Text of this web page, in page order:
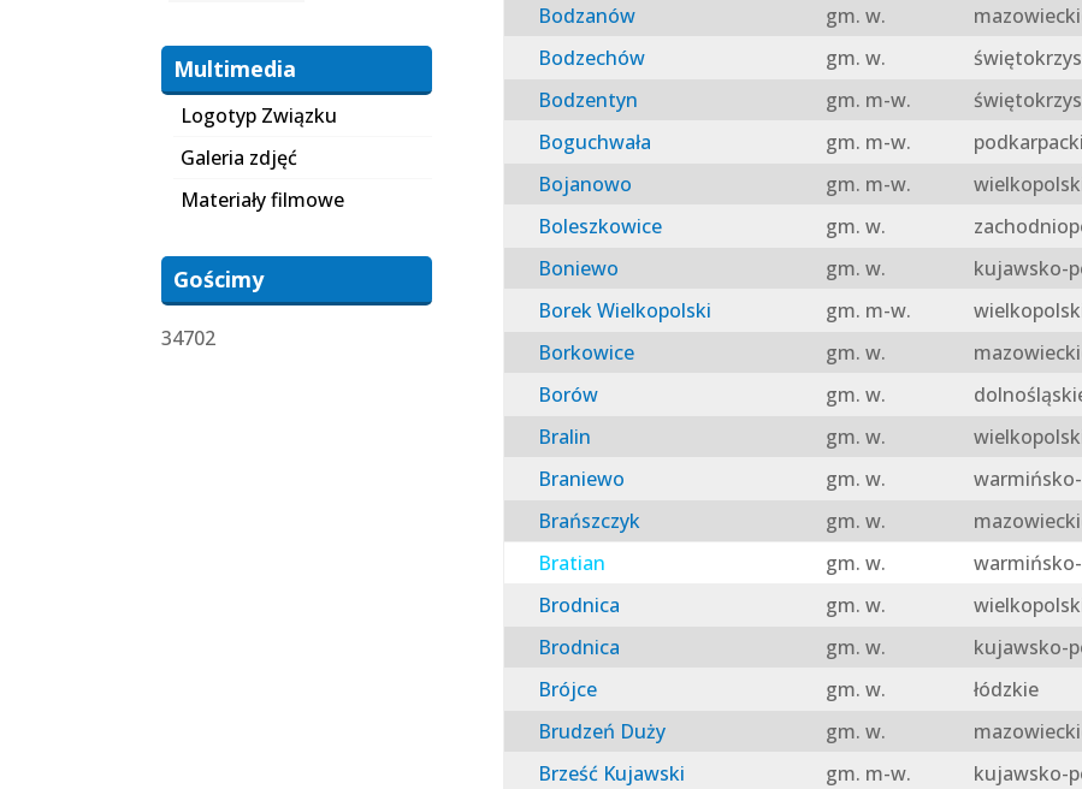
Bodzanów
gm. w.
Bodzechów
gm. w.
Bodzentyn
gm. m-w.
Boguchwała
gm. m-w.
Bojanowo
gm. m-w.
Boleszkowice
gm. w.
Boniewo
gm. w. kujawsko-
Borek Wielkopolski
gm. m-w.
Borkowice
gm. w.
Borów
gm. w.
Bralin
gm. w.
Braniewo
gm. w.
Brańszczyk
gm. w.
Bratian
gm. w.
Brodnica
gm. w.
Brodnica
gm. w. kujawsko-
Brójce
gm. w. łódzkie
Brudzeń Duży
gm. w.
Brześć Kujawski
gm. m-w. kujawsko-
Multimedia
Logotyp Związku
Galeria zdjęć
Materiały filmowe
Gościmy
34702